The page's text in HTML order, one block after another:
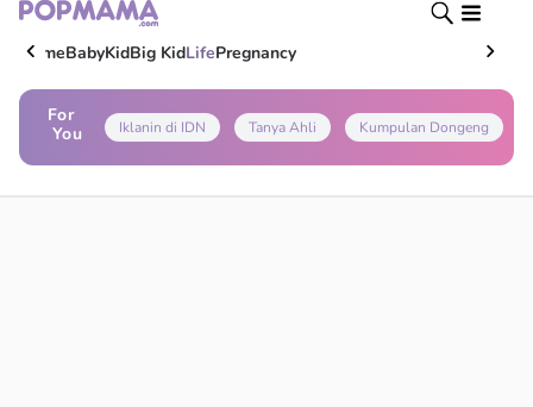
HomeBabyKidBig KidLifePregnancy
For
You
Iklanin di IDN Tanya Ahli Kumpulan Dongeng